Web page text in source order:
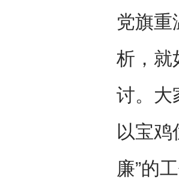
党旗重
析，就
讨。大
以宝
廉”的